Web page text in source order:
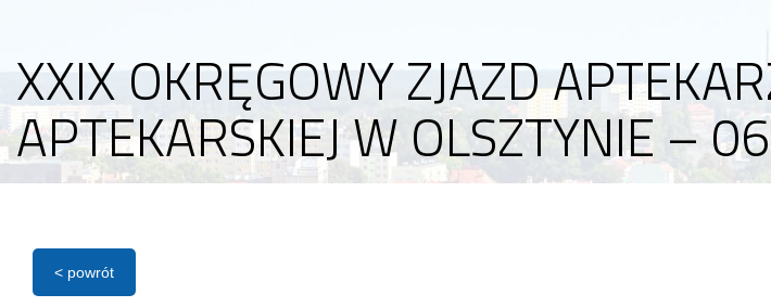
XXIX OKRĘGOWY ZJAZD
APTEKARSKIEJ W OLSZTYNIE –
< powrót